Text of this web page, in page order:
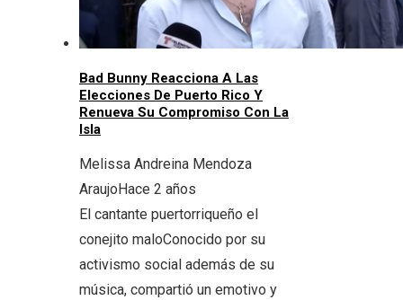
Bad Bunny Reacciona A Las
Elecciones De Puerto Rico Y
Renueva Su Compromiso Con La
Isla
Melissa Andreina Mendoza
AraujoHace 2 años
El cantante puertorriqueño el
conejito maloConocido por su
activismo social además de su
música, compartió un emotivo y